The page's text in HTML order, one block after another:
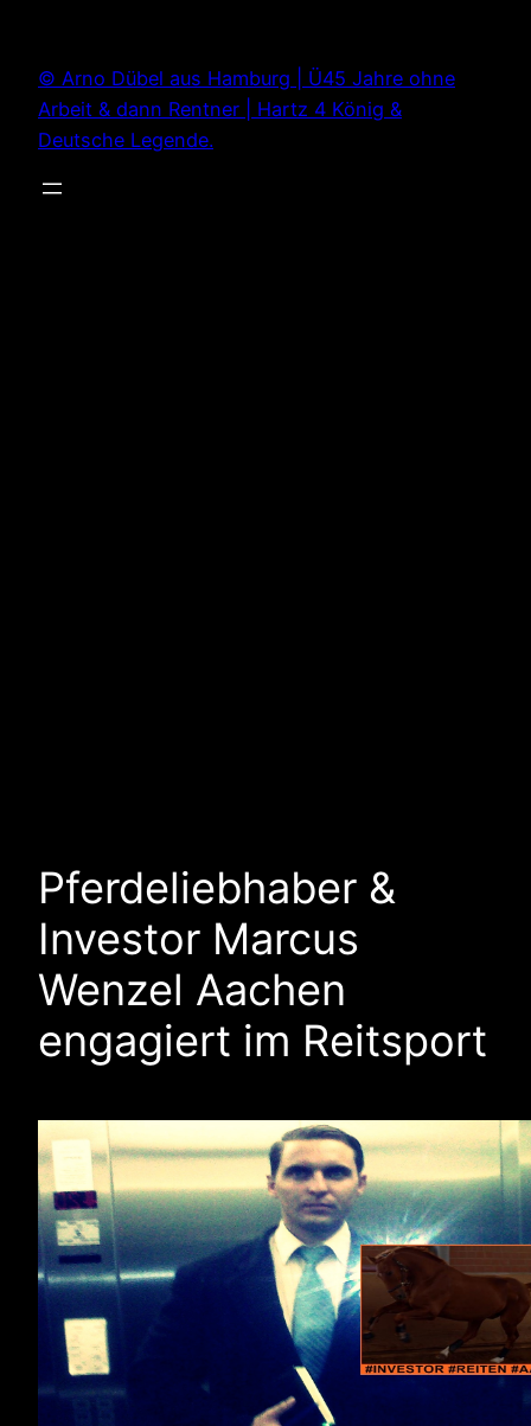
springen
© Arno Dübel aus Hamburg | Ü45 Jahre ohne
Arbeit & dann Rentner | Hartz 4 König &
Deutsche Legende.
Pferdeliebhaber &
Investor Marcus
Wenzel Aachen
engagiert im Reitsport